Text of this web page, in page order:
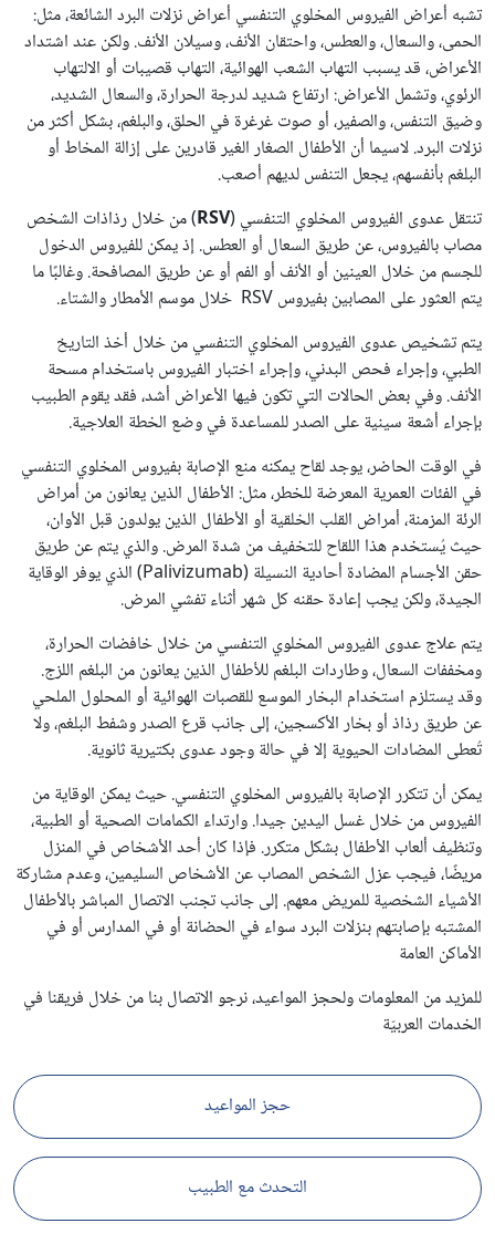
تشبه أعراض الفيروس المخلوي التنفسي أعراض نزلات البرد الشائعة، مثل:
الحمى، والسعال، والعطس، واحتقان الأنف، وسيلان الأنف. ولكن عند اشتداد
الأعراض، قد يسبب التهاب الشعب الهوائية، التهاب قصيبات أو الالتهاب
الرئوي، وتشمل الأعراض: ارتفاع شديد لدرجة الحرارة، والسعال الشديد،
وضيق التنفس، والصفير، أو صوت غرغرة في الحلق، والبلغم، بشكل أكثر من
نزلات البرد. لاسيما أن الأطفال الصغار الغير قادرين على إزالة المخاط أو
البلغم بأنفسهم، يجعل التنفس لديهم أصعب.
تنتقل عدوى الفيروس المخلوي التنفسي (RSV) من خلال رذاذات الشخص
مصاب بالفيروس، عن طريق السعال أو العطس. إذ يمكن للفيروس الدخول
للجسم من خلال العينين أو الأنف أو الفم أو عن طريق المصافحة. وغالبًا ما
يتم العثور على المصابين بفيروس RSV خلال موسم الأمطار والشتاء.
يتم تشخيص عدوى الفيروس المخلوي التنفسي من خلال أخذ التاريخ
الطبي، وإجراء فحص البدني، وإجراء اختبار الفيروس باستخدام مسحة
الأنف. وفي بعض الحالات التي تكون فيها الأعراض أشد، فقد يقوم الطبيب
بإجراء أشعة سينية على الصدر للمساعدة في وضع الخطة العلاجية.
في الوقت الحاضر، يوجد لقاح يمكنه منع الإصابة بفيروس المخلوي التنفسي
في الفئات العمرية المعرضة للخطر، مثل: الأطفال الذين يعانون من أمراض
الرئة المزمنة، أمراض القلب الخلقية أو الأطفال الذين يولدون قبل الأوان،
حيث يُستخدم هذا اللقاح للتخفيف من شدة المرض. والذي يتم عن طريق
حقن الأجسام المضادة أحادية النسيلة (Palivizumab) الذي يوفر الوقاية
الجيدة، ولكن يجب إعادة حقنه كل شهر أثناء تفشي المرض.
يتم علاج عدوى الفيروس المخلوي التنفسي من خلال خافضات الحرارة،
ومخففات السعال، وطاردات البلغم للأطفال الذين يعانون من البلغم اللزج.
وقد يستلزم استخدام البخار الموسع للقصبات الهوائية أو المحلول الملحي
عن طريق رذاذ أو بخار الأكسجين، إلى جانب قرع الصدر وشفط البلغم، ولا
تُعطى المضادات الحيوية إلا في حالة وجود عدوى بكتيرية ثانوية.
يمكن أن تتكرر الإصابة بالفيروس المخلوي التنفسي. حيث يمكن الوقاية من
الفيروس من خلال غسل اليدين جيدا. وارتداء الكمامات الصحية أو الطبية،
وتنظيف ألعاب الأطفال بشكل متكرر. فإذا كان أحد الأشخاص في المنزل
مريضًا، فيجب عزل الشخص المصاب عن الأشخاص السليمين، وعدم مشاركة
الأشياء الشخصية للمريض معهم. إلى جانب تجنب الاتصال المباشر بالأطفال
المشتبه بإصابتهم بنزلات البرد سواء في الحضانة أو في المدارس أو في
الأماكن العامة
للمزيد من المعلومات ولحجز المواعيد، نرجو الاتصال بنا من خلال فريقنا في
الخدمات العربيّة
حجز المواعيد
التحدث مع الطبيب